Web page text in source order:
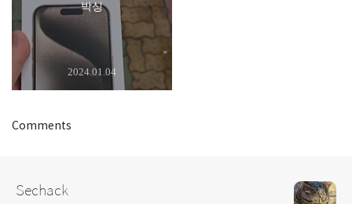
박싱
2024.01.04
Comments
Sechack